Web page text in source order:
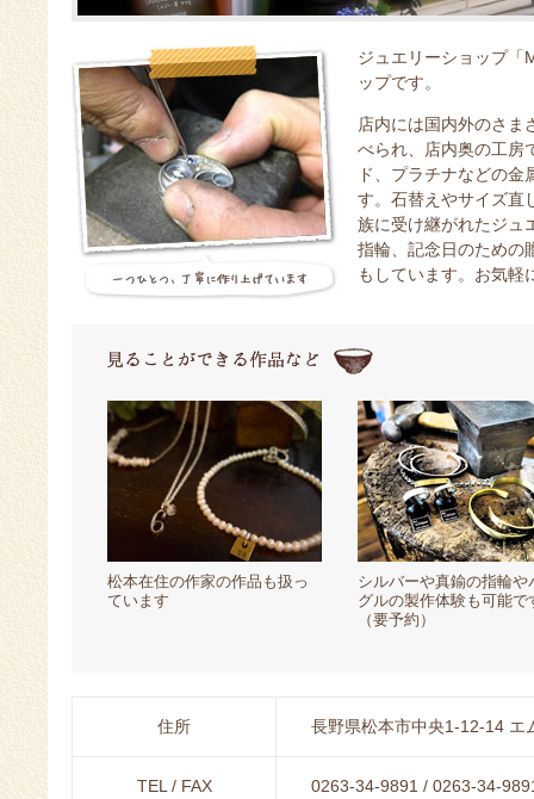
ジュエリーショップ「
ップです。
店内には国内外のさま
べられ、店内奥の工房
ド、プラチナなどの
す。石替えやサイズ直
族に受け継がれたジュ
指輪、記念日のための
もしています。お気軽
松本在住の作家の作品も扱っ
ています
シルバーや真鍮の指輪や
グルの製作体験も可能で
（要予約）
住所 長野県松本市中央1-12-14 エ
TEL / FAX 0263-34-9891 / 0263-34-